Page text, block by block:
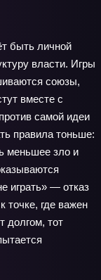
быть личной
власти. Игры
союзы,
вместе с
самой идеи
правила тоньше:
меньшее зло и
играть» — отказ
точке, где важен
долгом, тот